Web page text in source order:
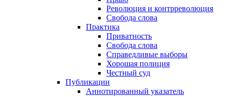
Революция и контрреволюция
Свобода слова
Практика
Приватность
Свобода слова
Справедливые выборы
Хорошая полиция
Честный суд
Публикации
Аннотированный указатель